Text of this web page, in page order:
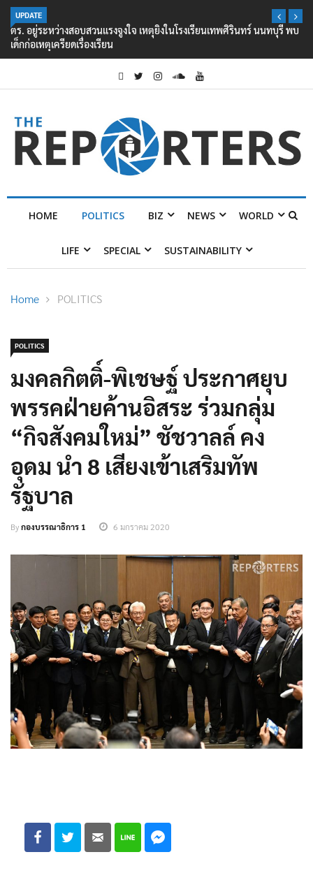
UPDATE
ตร. อยู่ระหว่างสอบสวนแรงจูงใจ เหตุยิงในโรงเรียนเทพศิรินทร์ นนทบุรี พบ
เด็กก่อเหตุเครียดเรื่องเรียน
HOME POLITICS BIZ NEWS WORLD
LIFE SPECIAL SUSTAINABILITY
Home POLITICS
POLITICS
มงคลกิตติ์-พิเชษฐ์ ประกาศยุบ
พรรคฝ่ายค้านอิสระ ร่วมกลุ่ม
“กิจสังคมใหม่” ชัชวาลล์ คง
อุดม นำ 8 เสียงเข้าเสริมทัพ
รัฐบาล
Byกองบรรณาธิการ 1 6 มกราคม 2020